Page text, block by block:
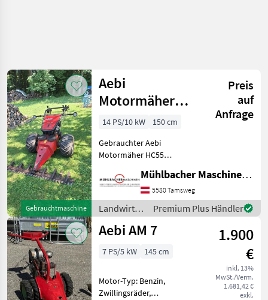
Gebrauchtmaschine
Aebi
Motormäher
HC55 1,50m
Balken,
Privatverkauf
Preis
auf
Anfrage
14 PS/10 kW
150 cm
Gebrauchter Aebi
Motormäher HC55
Kontaktaufnahme mit dem
Verkäufer - siehe Bilder
0.6.6.4.8.8.9.4.9.6.5.5 - 14 PS -
1, 50m Balken Nä
Mühlbacher Maschinen GmbH
5580 Tamsweg
Landwirtsch.
Motorfahrzeuge
/ Aebi
Premium Plus Händler
Aebi AM 7
1.900
€
inkl. 13%
MwSt./Verm.
1.681,42 €
exkl.
7 PS/5 kW 145 cm
Motor-Typ: Benzin,
Zwillingsräder,